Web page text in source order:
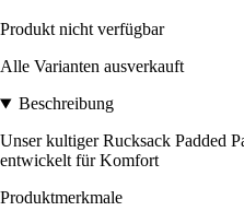
Produkt nicht verfügbar
Alle Varianten ausverkauft
Beschreibung
Unser kultiger Rucksack Padded
entwickelt für Komfort
Produktmerkmale